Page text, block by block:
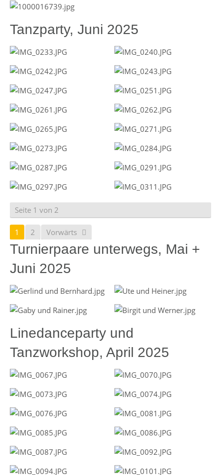
Tanzparty, Juni 2025
Seite 1 von 2
1 2 Vorwärts
Turnierpaare unterwegs, Mai +
Juni 2025
Linedanceparty und
Tanzworkshop, April 2025